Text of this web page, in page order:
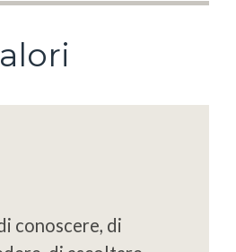
conoscere, di